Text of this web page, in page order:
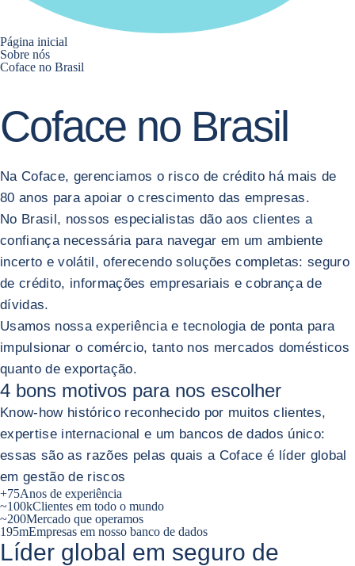
Página inicial
Sobre nós
Coface no Brasil
Coface no Brasil
Na Coface, gerenciamos o risco de crédito há mais de
80 anos para apoiar o crescimento das empresas.
No Brasil, nossos especialistas dão aos clientes a
confiança necessária para navegar em um ambiente
incerto e volátil, oferecendo soluções completas: seguro
de crédito, informações empresariais e cobrança de
dívidas.
Usamos nossa experiência e tecnologia de ponta para
impulsionar o comércio, tanto nos mercados domésticos
quanto de exportação.
4 bons motivos para nos escolher
Know-how histórico reconhecido por muitos clientes,
expertise internacional e um bancos de dados único:
essas são as razões pelas quais a Coface é líder global
em gestão de riscos
+75Anos de experiência
~100kClientes em todo o mundo
~200Mercado que operamos
195mEmpresas em nosso banco de dados
Líder global em seguro de